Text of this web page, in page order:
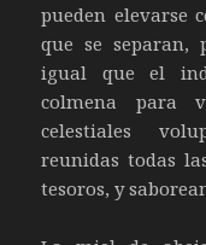
pueden elevarse
que se separan,
igual que el
colmena para
celestiales
reunidas todas
tesoros, y